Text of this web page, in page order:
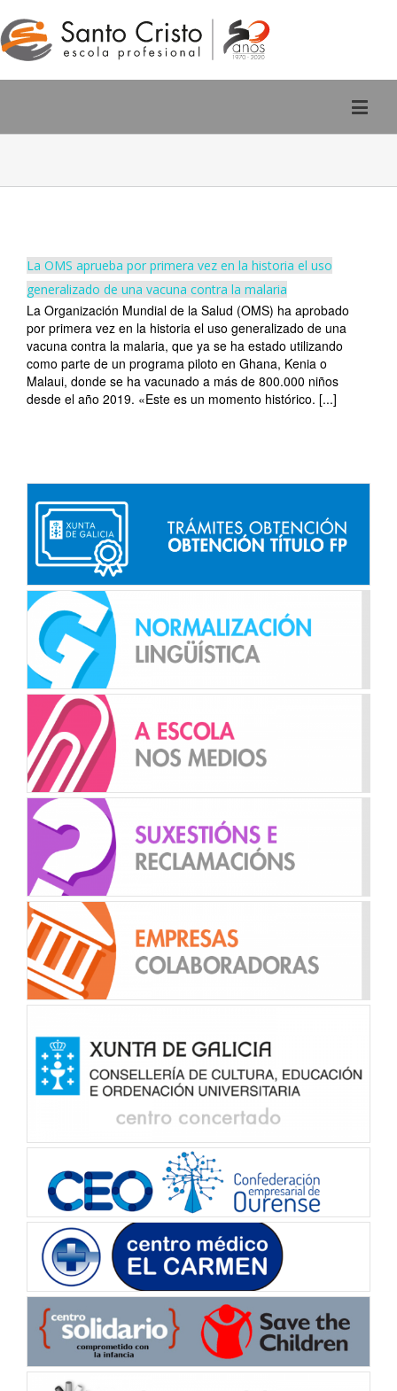
988 220 588
La OMS aprueba por primera vez en la historia el uso
generalizado de una vacuna contra la malaria
La Organización Mundial de la Salud (OMS) ha aprobado
por primera vez en la historia el uso generalizado de una
vacuna contra la malaria, que ya se ha estado utilizando
como parte de un programa piloto en Ghana, Kenia o
Malaui, donde se ha vacunado a más de 800.000 niños
desde el año 2019. «Este es un momento histórico. [...]